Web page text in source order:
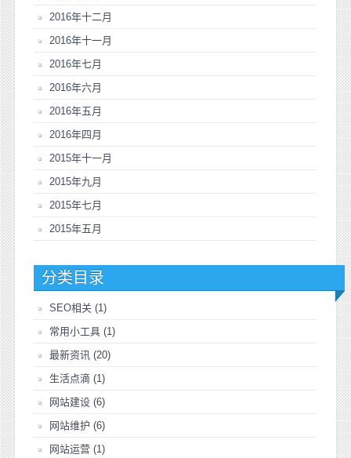
2016年十二月
2016年十一月
2016年七月
2016年六月
2016年五月
2016年四月
2015年十一月
2015年九月
2015年七月
2015年五月
分类目录
SEO相关 (1)
常用小工具 (1)
最新资讯 (20)
生活点滴 (1)
网站建设 (6)
网站维护 (6)
网站运营 (1)